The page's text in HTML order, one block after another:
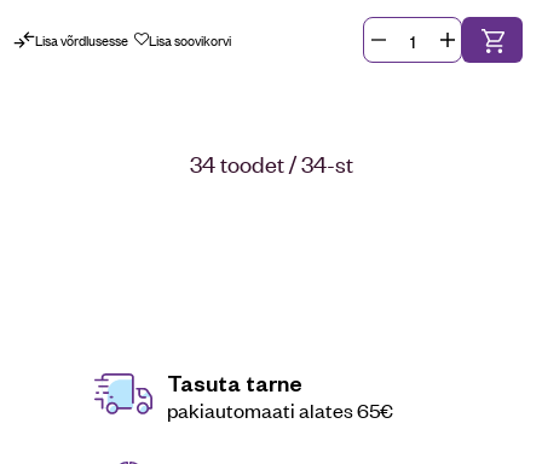
Lisa võrdlusesse Lisa soovikorvi
34 toodet / 34-st
Tasuta tarne
pakiautomaati alates 65€